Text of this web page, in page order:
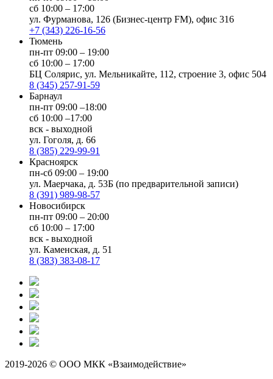
сб 10:00 – 17:00
ул. Фурманова, 126 (Бизнес-центр FM), офис 316
+7 (343) 226-16-56
Тюмень
пн-пт 09:00 – 19:00
сб 10:00 – 17:00
БЦ Солярис, ул. Мельникайте, 112, строение 3, офис 504
8 (345) 257-91-59
Барнаул
пн-пт 09:00 –18:00
сб 10:00 –17:00
вск - выходной
ул. Гоголя, д. 66
8 (385) 229-99-91
Красноярск
пн-сб 09:00 – 19:00
ул. Маерчака, д. 53Б (по предварительной записи)
8 (391) 989-98-57
Новосибирск
пн-пт 09:00 – 20:00
сб 10:00 – 17:00
вск - выходной
ул. Каменская, д. 51
8 (383) 383-08-17
2019-2026 © ООО МКК «Взаимодействие»